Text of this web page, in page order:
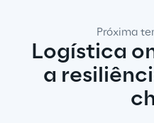
Próxima
Logística
a